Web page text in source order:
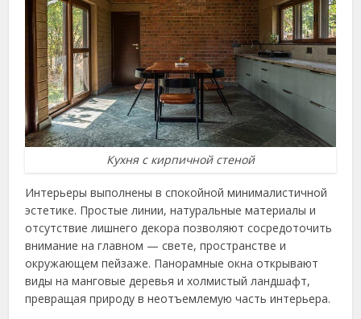
Кухня с кирпичной стеной
Интерьеры выполнены в спокойной минималистичной
эстетике. Простые линии, натуральные материалы и
отсутствие лишнего декора позволяют сосредоточить
внимание на главном — свете, пространстве и
окружающем пейзаже. Панорамные окна открывают
виды на манговые деревья и холмистый ландшафт,
превращая природу в неотъемлемую часть интерьера.